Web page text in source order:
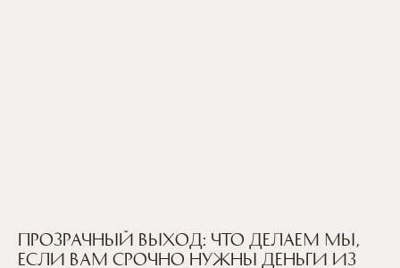
Прозрачный выход: что делаем мы,
если вам срочно нужны деньги из